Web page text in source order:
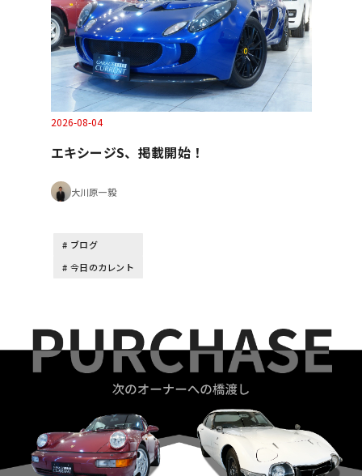
2026-08-04
エキシージS、掲載開始！
大川原一毅
ブログ
今日のカレント